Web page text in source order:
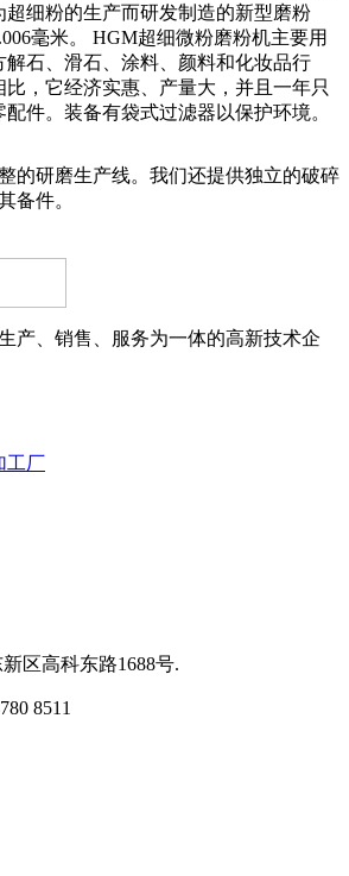
超细粉的生产而研发制造的新型磨粉
毫米。 HGM超细微粉磨粉机主要用
解石、滑石、涂料、颜料和化妆品行
比，它经济实惠、产量大，并且一年只
件。装备有袋式过滤器以保护环境。
的研磨生产线。我们还提供独立的破碎
备件。
产、销售、服务为一体的高新技术企
厂
新区高科东路1688号.
8511